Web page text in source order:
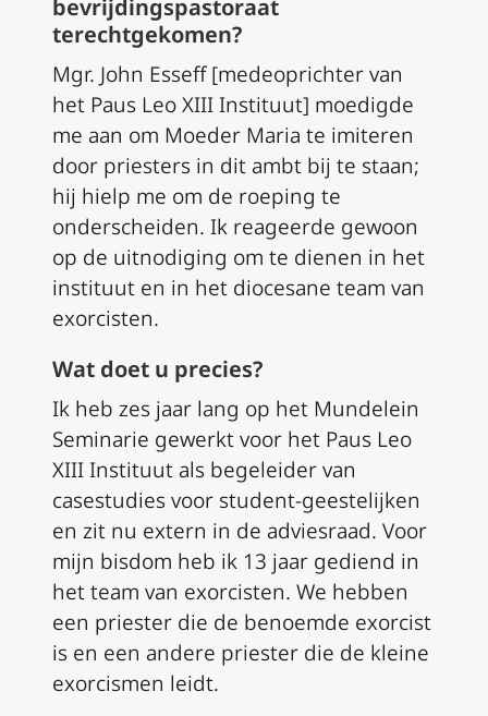
bevrijdingspastoraat
terechtgekomen?
Mgr. John Esseff [medeoprichter van
het Paus Leo XIII Instituut] moedigde
me aan om Moeder Maria te imiteren
door priesters in dit ambt bij te staan;
hij hielp me om de roeping te
onderscheiden. Ik reageerde gewoon
op de uitnodiging om te dienen in het
instituut en in het diocesane team van
exorcisten.
Wat doet u precies?
Ik heb zes jaar lang op het Mundelein
Seminarie gewerkt voor het Paus Leo
XIII Instituut als begeleider van
casestudies voor student-geestelijken
en zit nu extern in de adviesraad. Voor
mijn bisdom heb ik 13 jaar gediend in
het team van exorcisten. We hebben
een priester die de benoemde exorcist
is en een andere priester die de kleine
exorcismen leidt.